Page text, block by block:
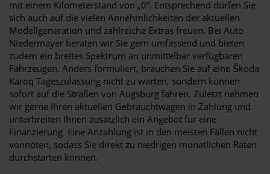
mit einem Kilometerstand von „0“. Entsprechend dürfen Sie
sich auch auf die vielen Annehmlichkeiten der aktuellen
Modellgeneration und zahlreiche Extras freuen. Bei Auto
Niedermayer beraten wir Sie gern umfassend und bieten
zudem ein breites Spektrum an unmittelbar verfügbaren
Fahrzeugen. Anders formuliert, brauchen Sie auf eine Škoda
Karoq Tageszulassung nicht zu warten, sondern können
sofort auf die Straßen von Augsburg fahren. Zuletzt nehmen
wir gerne Ihren aktuellen Gebrauchtwagen in Zahlung und
unterbreiten Ihnen zusätzlich ein Angebot für eine
Finanzierung. Eine Anzahlung ist in den meisten Fällen nicht
vonnöten, sodass Sie direkt zu niedrigen monatlichen Raten
durchstarten können.